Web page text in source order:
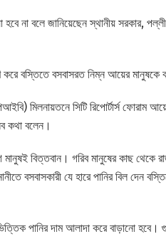
হবে না বলে জানিয়েছেন স্থানীয় সরকার,
করে বস্তিতে বসবাসরত নিম্ন আয়ের মানুষকে
মিলনায়তনে সিটি রিপোর্টার্স ফোরাম
কথা বলেন।
মানুষই বিত্তবান। গরিব মানুষের কাছ থেকে
বসবাসকারী যে হারে পানির বিল দেন
পানির দাম আলাদা করে বাড়ানো হবে।